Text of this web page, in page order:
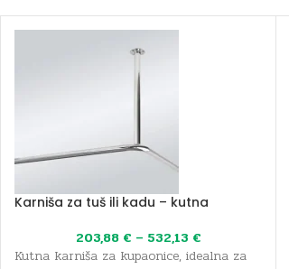
Karniša za tuš ili kadu – kutna
203,88 € – 532,13 €
Kutna karniša za kupaonice, idealna za